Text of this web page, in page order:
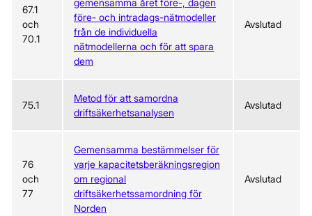
67.1
och
70.1
gemensamma året före-, dagen
före- och intradags-nätmodeller
från de individuella
nätmodellerna och för att spara
dem
Avslutad
75.1
Metod för att samordna
driftsäkerhetsanalysen
Avslutad
76
och
77
Gemensamma bestämmelser för
varje kapacitetsberäkningsregion
om regional
driftsäkerhetssamordning för
Norden
Avslutad